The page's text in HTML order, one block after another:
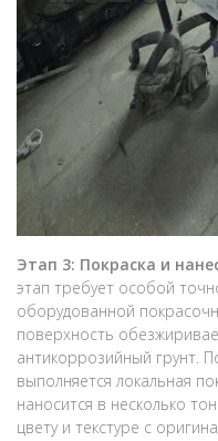
Этап 3: Покраска и
этап требует особой
оборудованной
поверхность
антикоррозийный грунт.
выполняется локальная
наносится в несколько
цвету и текстуре с